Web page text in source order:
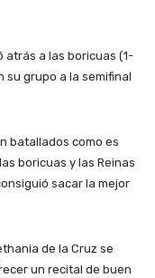
atrás a las boricuas (1-
su grupo a la semifinal
batallados como es
boricuas y las Reinas
sacar la mejor
de la Cruz se
un recital de buen